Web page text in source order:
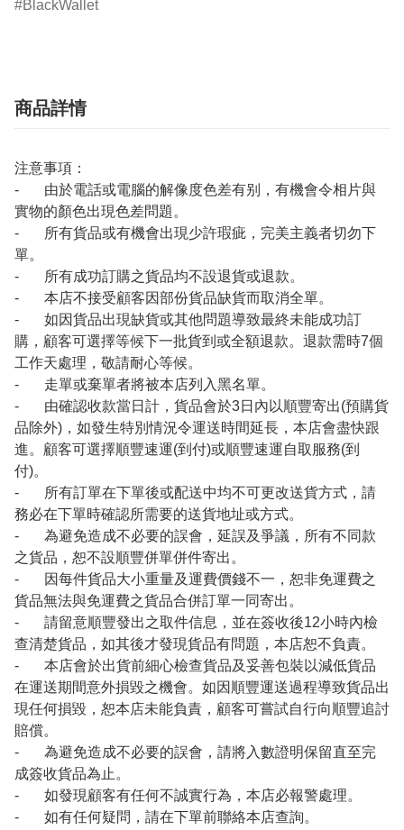
BlackWallet
商品詳情
注意事項：
- 由於電話或電腦的解像度色差有别，有機會令相片與
實物的顏色出現色差問題。
- 所有貨品或有機會出現少許瑕疵，完美主義者切勿下
單。
- 所有成功訂購之貨品均不設退貨或退款。
- 本店不接受顧客因部份貨品缺貨而取消全單。
- 如因貨品出現缺貨或其他問題導致最終未能成功訂
購，顧客可選擇等候下一批貨到或全額退款。退款需時7個
工作天處理，敬請耐心等候。
- 走單或棄單者將被本店列入黑名單。
- 由確認收款當日計，貨品會於3日內以順豐寄出(預購貨
品除外)，如發生特別情況令運送時間延長，本店會盡快跟
進。顧客可選擇順豐速運(到付)或順豐速運自取服務(到
付)。
- 所有訂單在下單後或配送中均不可更改送貨方式，請
務必在下單時確認所需要的送貨地址或方式。
- 為避免造成不必要的誤會，延誤及爭議，所有不同款
之貨品，恕不設順豐併單併件寄出。
- 因每件貨品大小重量及運費價錢不一，恕非免運費之
貨品無法與免運費之貨品合併訂單一同寄出。
- 請留意順豐發出之取件信息，並在簽收後12小時內檢
查清楚貨品，如其後才發現貨品有問題，本店恕不負責。
- 本店會於出貨前細心檢查貨品及妥善包裝以減低貨品
在運送期間意外損毀之機會。如因順豐運送過程導致貨品出
現任何損毀，恕本店未能負責，顧客可嘗試自行向順豐追討
賠償。
- 為避免造成不必要的誤會，請將入數證明保留直至完
成簽收貨品為止。
- 如發現顧客有任何不誠實行為，本店必報警處理。
- 如有任何疑問，請在下單前聯絡本店查詢。